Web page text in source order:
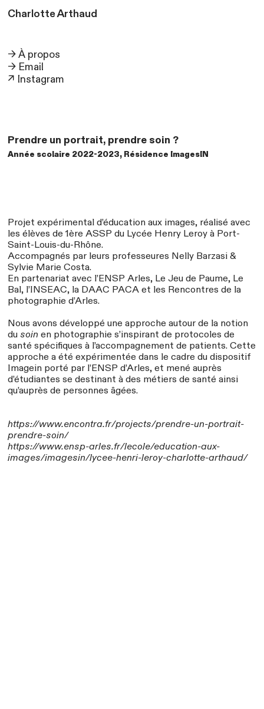
CharlotteArthaud
→À propos
→ Email
↗ Instagram
Prendre un portrait, prendre soin ?
Année scolaire 2022-2023, Résidence ImagesIN
Projet expérimental d’éducation aux images, réalisé avec
les élèves de 1ère ASSP du Lycée Henry Leroy à Port-
Saint-Louis-du-Rhône.
Accompagnés par leurs professeures Nelly Barzasi &
Sylvie Marie Costa.
En partenariat avec l’ENSP Arles, Le Jeu de Paume, Le
Bal, l’INSEAC, la DAAC PACA et les Rencontres de la
photographie d’Arles.
Nous avons développé une approche autour de la notion
dusoin en photographie s’inspirant de protocoles de
santé spécifiques à l’accompagnement de patients. Cette
approche a été expérimentée dans le cadre du dispositif
Imagein porté par l’ENSP d’Arles, et mené auprès
d’étudiantes se destinant à des métiers de santé ainsi
qu’auprès de personnes âgées.
https://www.encontra.fr/projects/prendre-un-portrait-
prendre-soin/
https://www.ensp-arles.fr/lecole/education-aux-
images/imagesin/lycee-henri-leroy-charlotte-arthaud/